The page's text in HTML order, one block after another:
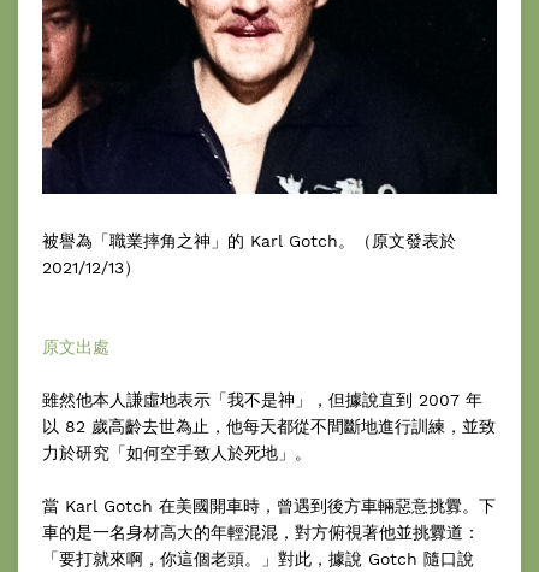
被譽為「職業摔角之神」的 Karl Gotch。（原文發表於
2021/12/13）
原文出處
雖然他本人謙虛地表示「我不是神」，但據說直到 2007 年
以 82 歲高齡去世為止，他每天都從不間斷地進行訓練，並致
力於研究「如何空手致人於死地」。
當 Karl Gotch 在美國開車時，曾遇到後方車輛惡意挑釁。下
車的是一名身材高大的年輕混混，對方俯視著他並挑釁道：
「要打就來啊，你這個老頭。」對此，據說 Gotch 隨口說